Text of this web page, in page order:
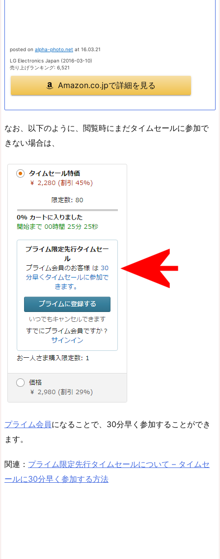
posted on alpha-photo.net at 16.03.21
LG Electronics Japan (2016-03-10)
売り上げランキング: 6,521
Amazon.co.jpで詳細を見る
なお、以下のように、閲覧時にまだタイムセールに参加で
きない場合は、
プライム会員になることで、30分早く参加することができ
ます。
関連： プライム限定先行タイムセールについて – タイムセ
ールに30分早く参加する方法